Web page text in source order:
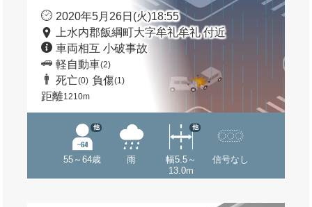
2020年5月26日(火)18:55
上水内郡飯綱町大字牟礼牟礼 付近
車両相互 小破事故
軽自動車(2)
死亡(0) 負傷(1)
距離1210m
55～64歳
他
雨
幅5.5～
13.0m
他
信号なし